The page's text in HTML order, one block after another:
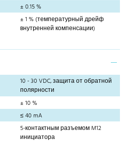
± 0.15 %
± 1 % (температурный дрейф
внутренней компенсации)
10 - 30 VDC, защита от обратной
полярности
± 10 %
≤ 40 mA
5-контактным разъемом M12
инициатора